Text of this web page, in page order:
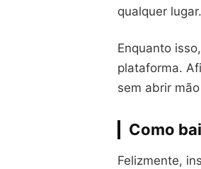
qualquer lugar.
Enquanto
plataforma.
sem abrir
Como
Felizmente,